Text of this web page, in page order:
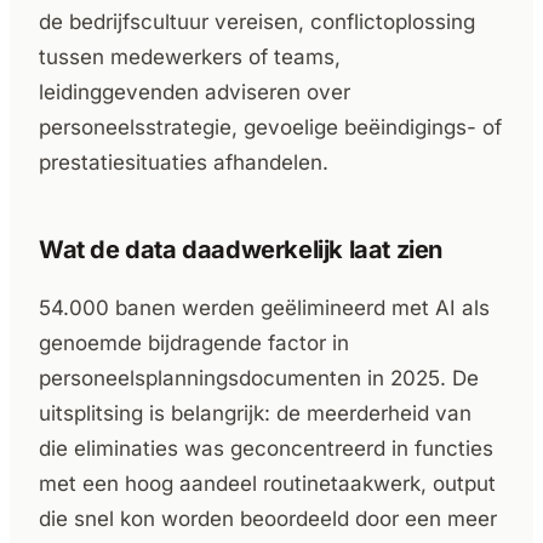
de bedrijfscultuur vereisen, conflictoplossing
tussen medewerkers of teams,
leidinggevenden adviseren over
personeelsstrategie, gevoelige beëindigings- of
prestatiesituaties afhandelen.
Wat de data daadwerkelijk laat zien
54.000 banen werden geëlimineerd met AI als
genoemde bijdragende factor in
personeelsplanningsdocumenten in 2025. De
uitsplitsing is belangrijk: de meerderheid van
die eliminaties was geconcentreerd in functies
met een hoog aandeel routinetaakwerk, output
die snel kon worden beoordeeld door een meer